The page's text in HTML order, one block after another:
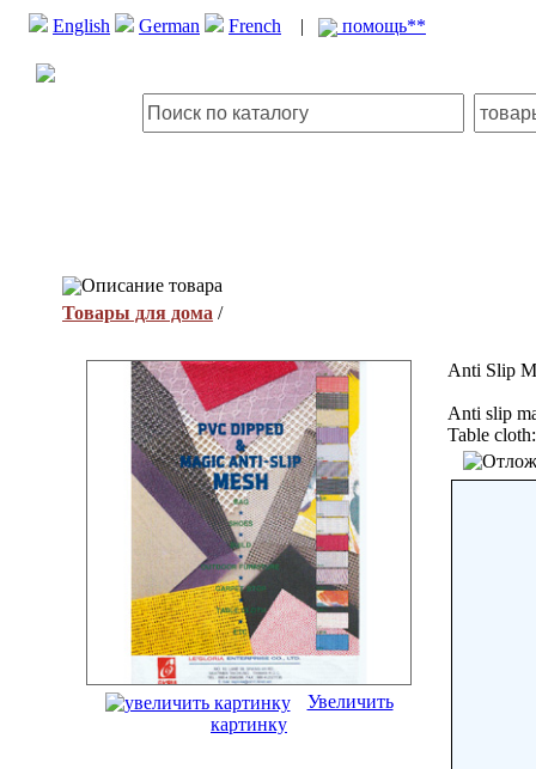
English German French | помощь**
Описание товара
Товары для дома /
Увеличить
картинку
Anti Slip
Anti slip
Table